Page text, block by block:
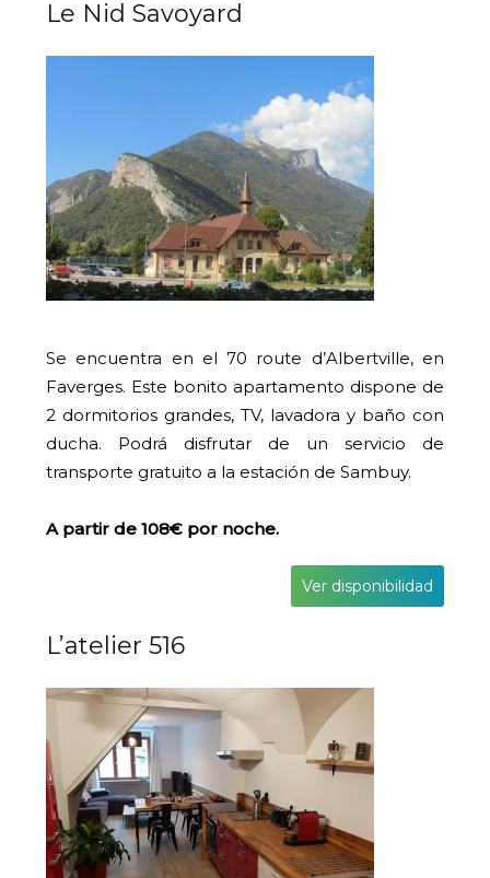
Le Nid Savoyard
Se encuentra en el 70 route d’Albertville, en
Faverges. Este bonito apartamento dispone de
2 dormitorios grandes, TV, lavadora y baño con
ducha. Podrá disfrutar de un servicio de
transporte gratuito a la estación de Sambuy.
A partir de 108€ por noche.
Ver disponibilidad
L’atelier 516